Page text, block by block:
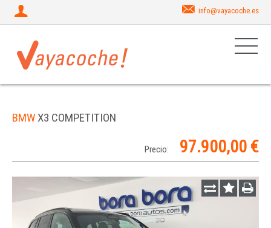
info@vayacoche.es
BMW X3 COMPETITION
Precio: 97.900,00 €